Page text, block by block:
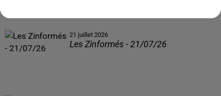
21 juillet 2026
Les Zinformés - 21/07/26